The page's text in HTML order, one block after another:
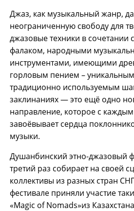
Джаз, как музыкальный жанр,
неограниченную свободу для
джазовые техники в
фалаком, народными
инструментами, имеющими
горловым пением –
традиционно используемым
заклинаниях — это ещё одно
направление, которое с
завоёвывает сердца
музыки.
Душанбинский этно-джазовый
третий раз собирает на своей
коллективы из разных стран
фестивале приняли участие
«Magiс of Nomads»из